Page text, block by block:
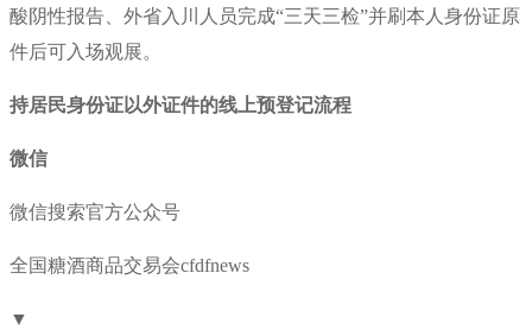
酸阴性报告、外省入川人员完成“三天三检”并刷本人身份证原
件后可入场观展。
持居民身份证以外证件的线上预登记流程
微信
微信搜索官方公众号
全国糖酒商品交易会cfdfnews
▼